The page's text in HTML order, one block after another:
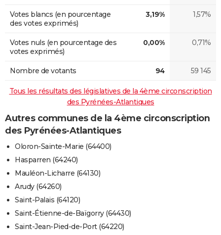
Votes blancs (en pourcentage
des votes exprimés)
3,19% 1,57%
Votes nuls (en pourcentage des
votes exprimés)
0,00% 0,71%
Nombre de votants 94 59 145
Tous les résultats des législatives de la 4ème circonscription
des Pyrénées-Atlantiques
Autres communes de la 4ème circonscription
des Pyrénées-Atlantiques
Oloron-Sainte-Marie (64400)
Hasparren (64240)
Mauléon-Licharre (64130)
Arudy (64260)
Saint-Palais (64120)
Saint-Étienne-de-Baïgorry (64430)
Saint-Jean-Pied-de-Port (64220)